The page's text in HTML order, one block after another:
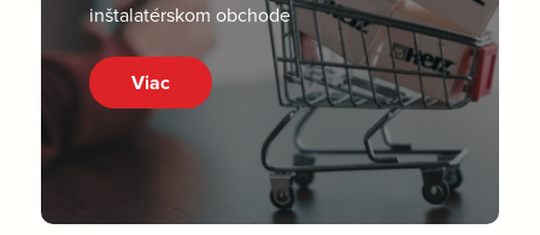
inštalatérskom obchode
Viac